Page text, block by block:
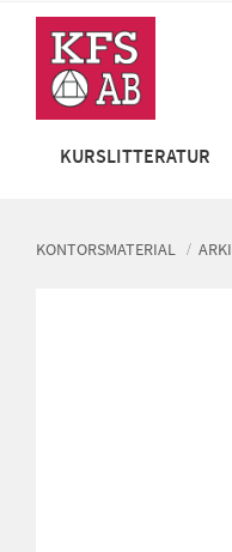
KURSLITTERATUR
KONTORSMATERIAL